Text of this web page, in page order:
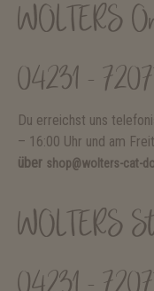
WOLTERS
04231 -
Du erreichst uns
– 16:00 Uhr und am
über shop@wolters-cat-
WOLTERS